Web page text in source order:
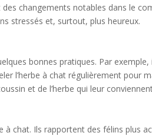
changements notables dans le
stressés et, surtout, plus heureux.
bonnes pratiques. Par
l’herbe à chat régulièrement pour
et de l’herbe qui leur
chat. Ils rapportent des félins plus